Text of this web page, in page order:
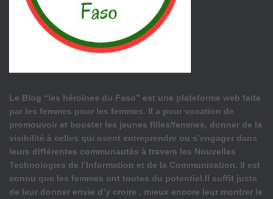
Le Blog “les héroïnes du Faso” est une plateforme web faite
par les femmes pour les femmes. Il a pour vocation de
promouvoir et booster les jeunes filles/femmes, donner de la
visibilité à celles qui osent entreprendre ou s’engager dans
leurs différentes communautés à travers les Nouvelles
Technologies de l’Information et de la Communication. Il est
connu que les femmes ont toutes du potentiel.Il suffit juste
de leur donner envie d’y croire , mieux encore leur montrer le